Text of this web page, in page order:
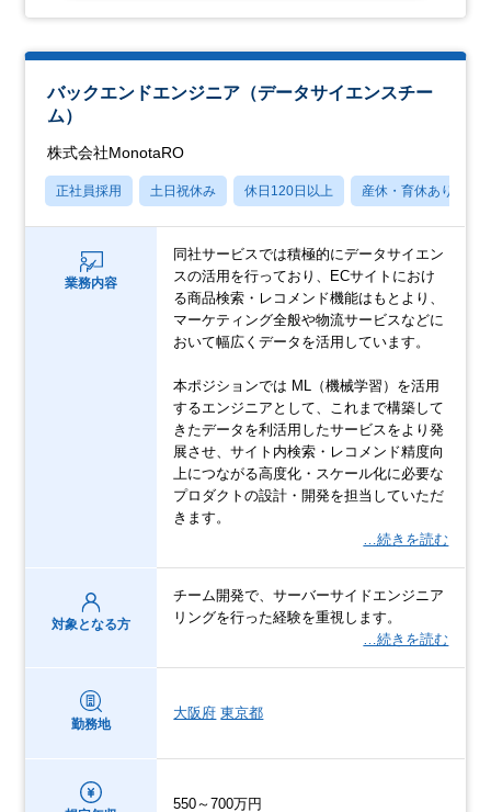
バックエンドエンジニア（データサイエンスチー
ム）
株式会社MonotaRO
正社員採用 土日祝休み 休日120日以上 産休・育休あり
業務内容
同社サービスでは積極的にデータサイエン
スの活用を行っており、ECサイトにおけ
る商品検索・レコメンド機能はもとより、
マーケティング全般や物流サービスなどに
おいて幅広くデータを活用しています。
本ポジションでは ML（機械学習）を活用
するエンジニアとして、これまで構築して
きたデータを利活用したサービスをより発
展させ、サイト内検索・レコメンド精度向
上につながる高度化・スケール化に必要な
プロダクトの設計・開発を担当していただ
きます。
…続きを読む
対象となる方
チーム開発で、サーバーサイドエンジニア
リングを行った経験を重視します。
…続きを読む
勤務地
大阪府 東京都
550～700万円